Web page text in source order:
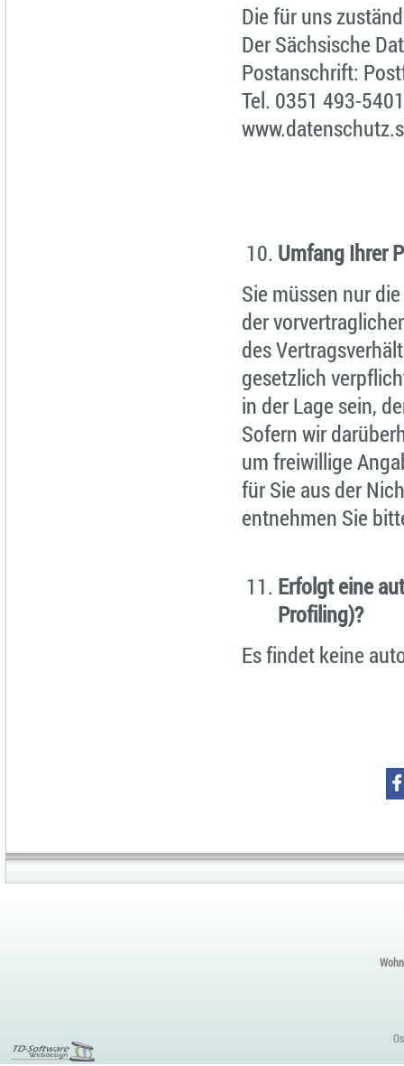
Die für uns
Der Sächsische
Postanschrift:
Tel. 0351 493-
Umfang Ihrer
Sie müssen nur
der
des
gesetzlich
in der Lage sein,
Sofern wir
um freiwillige
für Sie aus der
entnehmen Sie
Erfolgt eine
Profiling)?
Es findet keine